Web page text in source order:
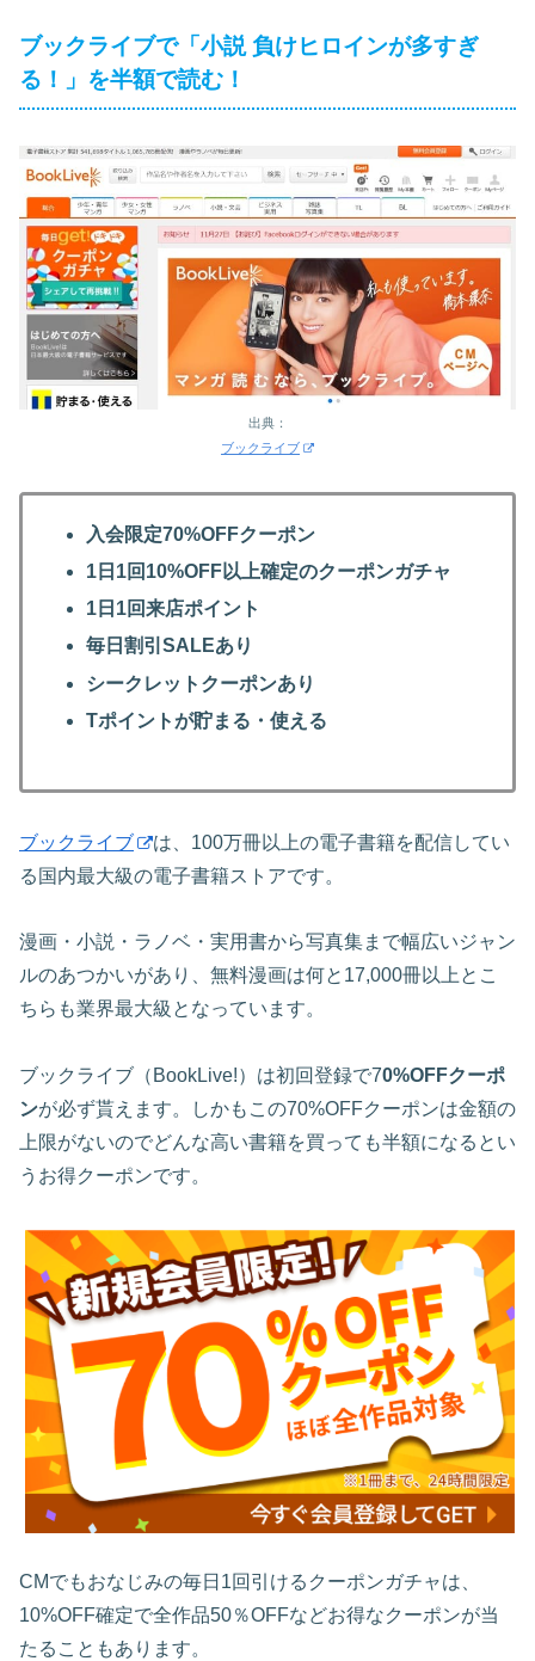
ブックライブで「小説 負けヒロインが多すぎ
る！」を半額で読む！
出典：
ブックライブ
入会限定70%OFFクーポン
1日1回10%OFF以上確定のクーポンガチャ
1日1回来店ポイント
毎日割引SALEあり
シークレットクーポンあり
Tポイントが貯まる・使える
ブックライブ
は、100万冊以上の電子書籍を配信してい
る国内最大級の電子書籍ストアです。
漫画・小説・ラノベ・実用書から写真集まで幅広いジャン
ルのあつかいがあり、無料漫画は何と17,000冊以上とこ
ちらも業界最大級となっています。
ブックライブ（BookLive!）は初回登録で70%OFFクーポ
ンが必ず貰えます。しかもこの70%OFFクーポンは金額の
上限がないのでどんな高い書籍を買っても半額になるとい
うお得クーポンです。
CMでもおなじみの毎日1回引けるクーポンガチャは、
10%OFF確定で全作品50％OFFなどお得なクーポンが当
たることもあります。